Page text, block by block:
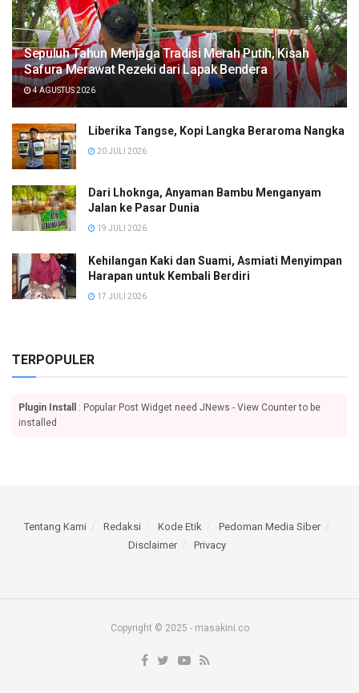
Sepuluh Tahun Menjaga Tradisi Merah Putih, Kisah
Safura Merawat Rezeki dari Lapak Bendera
4 AGUSTUS 2026
Liberika Tangse, Kopi Langka Beraroma Nangka
20 JULI 2026
Dari Lhoknga, Anyaman Bambu Menganyam
Jalan ke Pasar Dunia
19 JULI 2026
Kehilangan Kaki dan Suami, Asmiati Menyimpan
Harapan untuk Kembali Berdiri
17 JULI 2026
TERPOPULER
Plugin Install
: Popular Post Widget need JNews - View Counter to be
installed
Tentang Kami Redaksi Kode Etik
Pedoman Media Siber
Disclaimer
Privacy
Copyright © 2025 - masakini.co